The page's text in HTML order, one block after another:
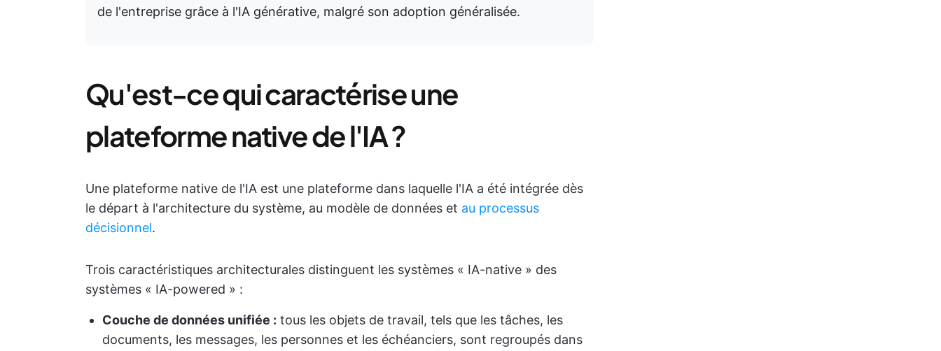
de l'entreprise grâce à l'IA générative, malgré son adoption généralisée.
Qu'est-ce qui caractérise une
plateforme native de l'IA ?
Une plateforme native de l'IA est une plateforme dans laquelle l'IA a été intégrée dès
le départ à l'architecture du système, au modèle de données et au processus
décisionnel.
Trois caractéristiques architecturales distinguent les systèmes « IA-native » des
systèmes « IA-powered » :
Couche de données unifiée : tous les objets de travail, tels que les tâches, les
documents, les messages, les personnes et les échéanciers, sont regroupés dans